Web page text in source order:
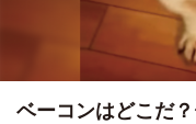
ベーコンはどこだ